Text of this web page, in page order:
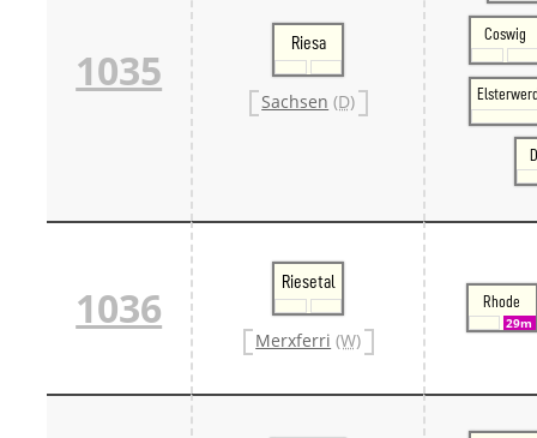
1035
Riesa
Sachsen (D)
Coswig
1036
Riesetal
Merxferri (W)
Rhode
29m